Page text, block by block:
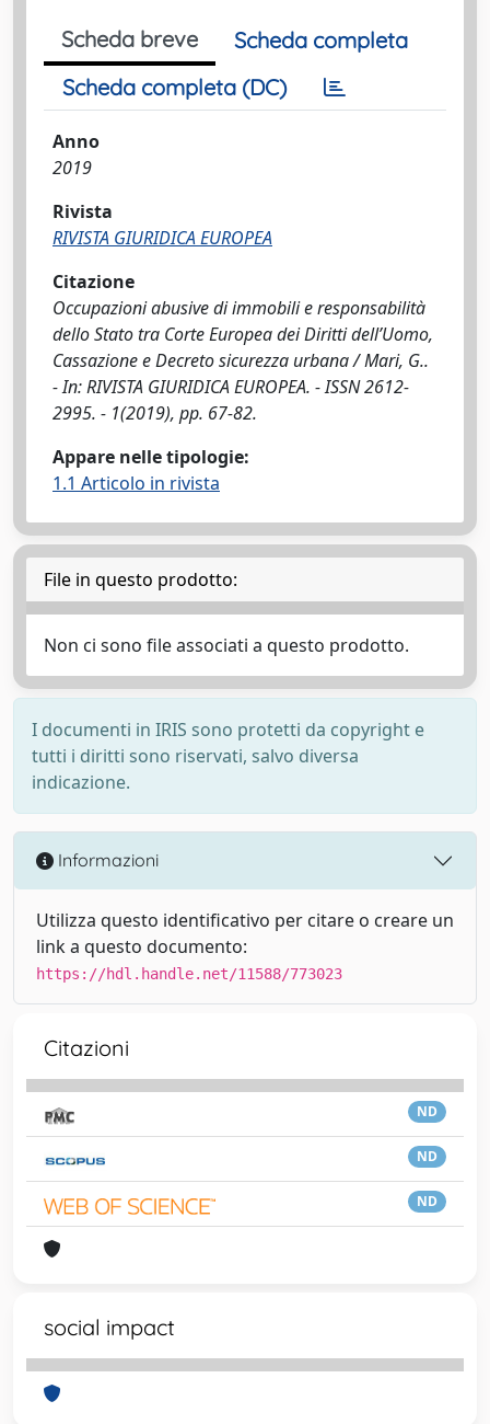
Scheda breve
Scheda completa
Scheda completa (DC)
Anno
2019
Rivista
RIVISTA GIURIDICA EUROPEA
Citazione
Occupazioni abusive di immobili e responsabilità
dello Stato tra Corte Europea dei Diritti dell’Uomo,
Cassazione e Decreto sicurezza urbana / Mari, G..
- In: RIVISTA GIURIDICA EUROPEA. - ISSN 2612-
2995. - 1(2019), pp. 67-82.
Appare nelle tipologie:
1.1 Articolo in rivista
File in questo prodotto:
Non ci sono file associati a questo prodotto.
I documenti in IRIS sono protetti da copyright e
tutti i diritti sono riservati, salvo diversa
indicazione.
Informazioni
Utilizza questo identificativo per citare o creare un
link a questo documento:
https://hdl.handle.net/11588/773023
Citazioni
ND
ND
ND
social impact